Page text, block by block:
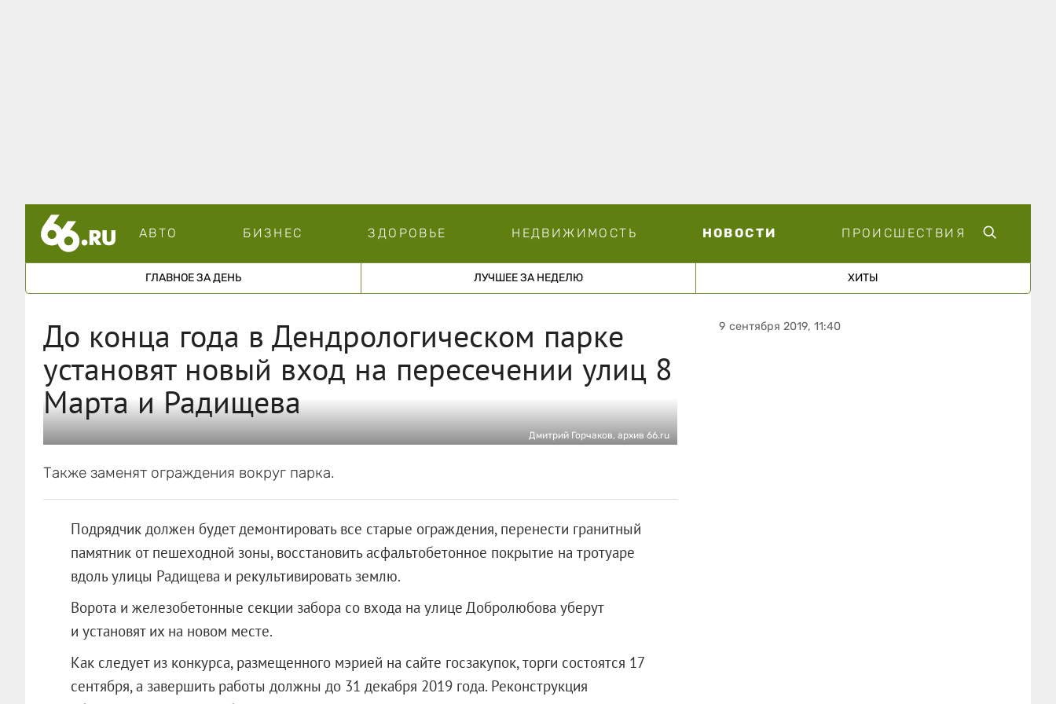
АВТО БИЗНЕС ЗДОРОВЬЕ НЕДВИЖИМОСТЬ НОВОСТИ ПРОИСШЕСТВИЯ
ГЛАВНОЕ ЗА ДЕНЬ ЛУЧШЕЕ ЗА НЕДЕЛЮ ХИТЫ
До конца года в Дендрологическом парке
установят новый вход на пересечении улиц 8
Марта и Радищева
Дмитрий Горчаков, архив 66.ru
Также заменят ограждения вокруг парка.
Подрядчик должен будет демонтировать все старые ограждения, перенести гранитный
памятник от пешеходной зоны, восстановить асфальтобетонное покрытие на тротуаре
вдоль улицы Радищева и рекультивировать землю.
Ворота и железобетонные секции забора со входа на улице Добролюбова уберут
и установят их на новом месте.
Как следует из конкурса, размещенного мэрией на сайте госзакупок, торги состоятся 17
сентября, а завершить работы должны до 31 декабря 2019 года. Реконструкция
9 сентября 2019, 11:40